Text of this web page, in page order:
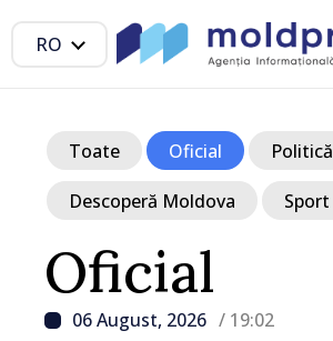
RO
Oficial
06 August, 2026 / 19:02
Toate Oficial Politică
Descoperă Moldova Sport